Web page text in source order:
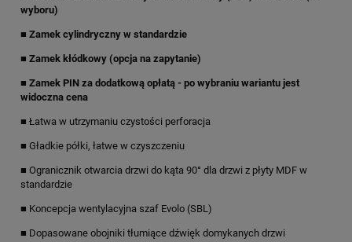
wyboru)
■ Zamek cylindryczny w standardzie
■ Zamek kłódkowy (opcja na zapytanie)
■ Zamek PIN za dodatkową opłatą - po wybraniu wariantu jest
widoczna cena
■ Łatwa w utrzymaniu czystości perforacja
■ Gładkie półki, łatwe w czyszczeniu
■ Ogranicznik otwarcia drzwi do kąta 90° dla drzwi z płyty MDF w
standardzie
■ Koncepcja wentylacyjna szaf Evolo (SBL)
■ Dopasowane obojniki tłumiące dźwięk domykanych drzwi